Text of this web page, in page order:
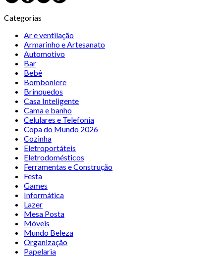
Categorias
Ar e ventilação
Armarinho e Artesanato
Automotivo
Bar
Bebê
Bomboniere
Brinquedos
Casa Inteligente
Cama e banho
Celulares e Telefonia
Copa do Mundo 2026
Cozinha
Eletroportáteis
Eletrodomésticos
Ferramentas e Construção
Festa
Games
Informática
Lazer
Mesa Posta
Móveis
Mundo Beleza
Organização
Papelaria